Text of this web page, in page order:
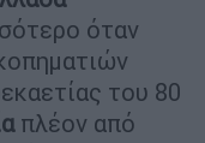
όταν
του 80
πλέον από